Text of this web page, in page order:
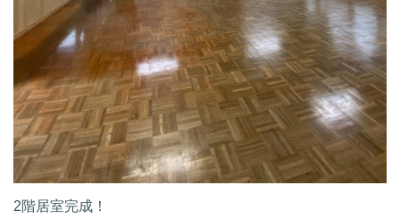
2階居室完成！